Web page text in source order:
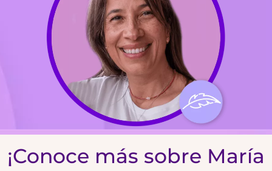
¡Conoce más sobre María